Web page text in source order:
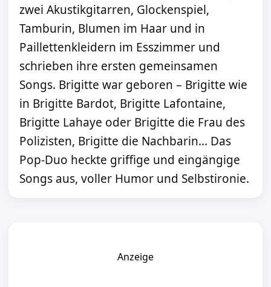
zwei Akustikgitarren, Glockenspiel,
Tamburin, Blumen im Haar und in
Paillettenkleidern im Esszimmer und
schrieben ihre ersten gemeinsamen
Songs. Brigitte war geboren – Brigitte wie
in Brigitte Bardot, Brigitte Lafontaine,
Brigitte Lahaye oder Brigitte die Frau des
Polizisten, Brigitte die Nachbarin... Das
Pop-Duo heckte griffige und eingängige
Songs aus, voller Humor und Selbstironie.
Anzeige